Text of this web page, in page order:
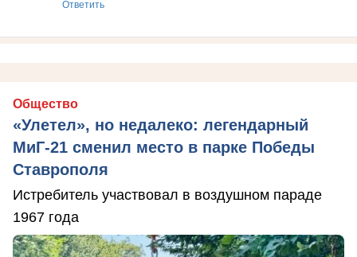
Ответить
Общество
«Улетел», но недалеко: легендарный
МиГ-21 сменил место в парке Победы
Ставрополя
Истребитель участвовал в воздушном параде
1967 года